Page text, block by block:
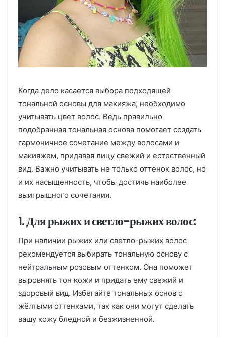
Когда дело касается выбора подходящей
тональной основы для макияжа, необходимо
учитывать цвет волос. Ведь правильно
подобранная тональная основа помогает создать
гармоничное сочетание между волосами и
макияжем, придавая лицу свежий и естественный
вид. Важно учитывать не только оттенок волос, но
и их насыщенность, чтобы достичь наиболее
выигрышного сочетания.
1. Для рыжих и светло-рыжих волос:
При наличии рыжих или светло-рыжих волос
рекомендуется выбирать тональную основу с
нейтральным розовым оттенком. Она поможет
выровнять тон кожи и придать ему свежий и
здоровый вид. Избегайте тональных основ с
жёлтыми оттенками, так как они могут сделать
вашу кожу бледной и безжизненной.